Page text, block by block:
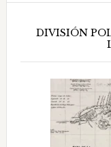
DIVISIÓN